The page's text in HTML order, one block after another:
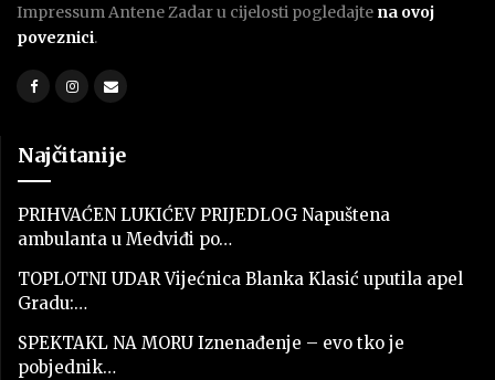
Impressum Antene Zadar u cijelosti pogledajte na ovoj
poveznici.
Najčitanije
PRIHVAĆEN LUKIĆEV PRIJEDLOG Napuštena
ambulanta u Medviđi po…
TOPLOTNI UDAR Vijećnica Blanka Klasić uputila apel
Gradu:…
SPEKTAKL NA MORU Iznenađenje – evo tko je
pobjednik…